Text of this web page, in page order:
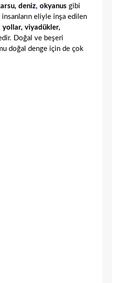
deniz, okyanus gibi
insanların eliyle inşa edilen
yollar, viyadükler,
Doğal ve beşeri
doğal denge için de çok